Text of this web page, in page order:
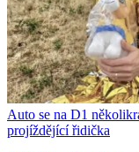
Auto se na D1
projíždějící řidička